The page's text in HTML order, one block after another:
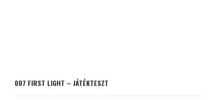
007 FIRST LIGHT – JÁTÉKTESZT